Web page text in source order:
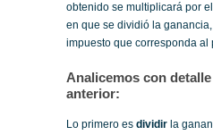
obtenido se multiplicará por
en que se dividió la
impuesto que corresponda al
Analicemos con
anterior:
Lo primero es dividir la